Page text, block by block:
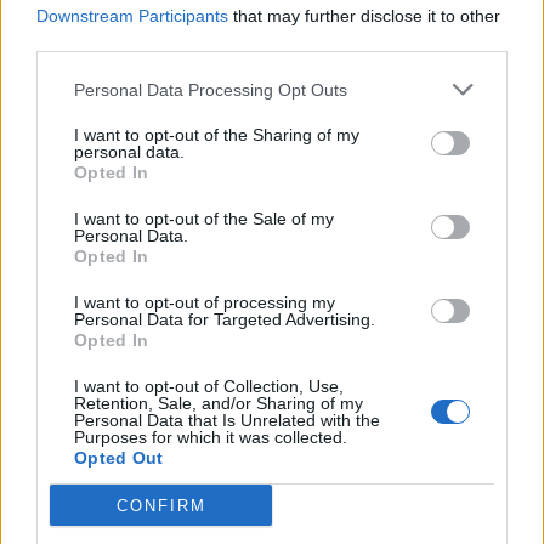
Downstream Participants that may further disclose it to other
Personal Data Processing Opt Outs
I want to opt-out of the Sharing of my
personal data.
Opted In
I want to opt-out of the Sale of my
Personal Data.
Opted In
I want to opt-out of processing my
Personal Data for Targeted Advertising.
Opted In
I want to opt-out of Collection, Use,
Retention, Sale, and/or Sharing of my
Personal Data that Is Unrelated with the
Purposes for which it was collected.
Opted Out
CONFIRM
Apeli ndalon përkohësisht
dollarësh për sallën e
vallëzimit në Shtëpinë e
Bardhë
Foto+Video/ SHBA hap
dosje të tjera për objekte
misterioze dhe dukuri të
pashpjeguara
Tezja 82-vjeçare dhe nipi
44-vjeçar gjenden pa jetë
në një banesë në Napoli
Napoli, tezja dhe nipi
apartament, dyshohet se
kishin vdekur prej disa
ditësh